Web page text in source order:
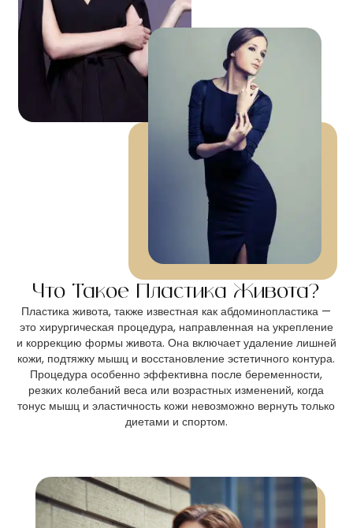
Что Такое Пластика Живота?
Пластика живота, также известная как абдоминопластика —
это хирургическая процедура, направленная на укрепление
и коррекцию формы живота. Она включает удаление лишней
кожи, подтяжку мышц и восстановление эстетичного контура.
Процедура особенно эффективна после беременности,
резких колебаний веса или возрастных изменений, когда
тонус мышц и эластичность кожи невозможно вернуть только
диетами и спортом.